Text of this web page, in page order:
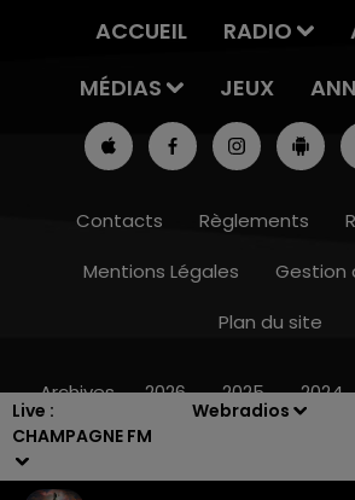
Live :
CHAMPAGNE FM
Webradios
15h00 - 19h00
ACCUEIL RADIO
MÉDIAS
JEUX
Contacts Règlements
Mentions Légales
Gestion
Plan du site
Archives 2026 2025 2024